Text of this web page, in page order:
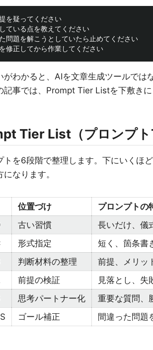
を疑ってください
ている点を教えてください
問題を解こうとしていたら止めてください
がわかると、AIを文章生成ツールでは
記事では、Prompt Tier Listを下敷き
Tier List（プロンプ
トを6段階で整理します。下にいくほ
になります。
位置づけ
プロンプトの
古い習慣
長いだけ、儀
形式指定
短く、箇条書
判断材料の整理
前提、メリッ
前提の検証
見落とし、失
思考パートナー化
重要な質問、
ゴール補正 間違った問題